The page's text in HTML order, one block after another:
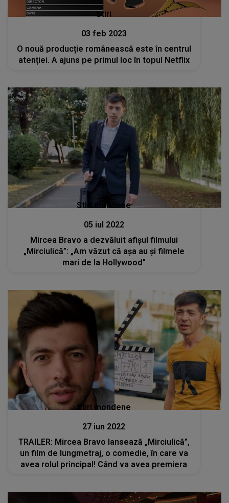
Stiri
03 feb 2023
O nouă producție românească este în centrul
atenției. A ajuns pe primul loc în topul Netflix
Stiri mondene
05 iul 2022
Mircea Bravo a dezvăluit afișul filmului
„Mirciulică”: „Am văzut că așa au și filmele
mari de la Hollywood”
Stiri mondene
27 iun 2022
TRAILER: Mircea Bravo lansează „Mirciulică”,
un film de lungmetraj, o comedie, în care va
avea rolul principal! Când va avea premiera